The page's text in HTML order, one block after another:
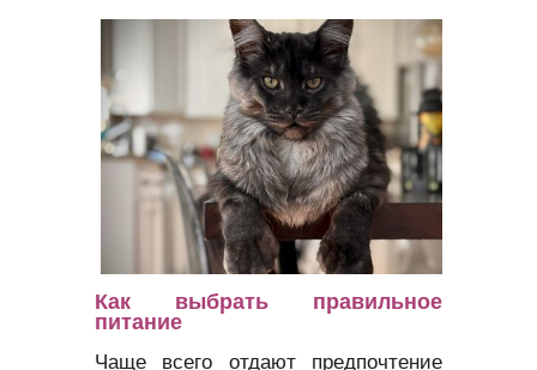
Как выбрать правильное
питание
Чаще всего отдают предпочтение